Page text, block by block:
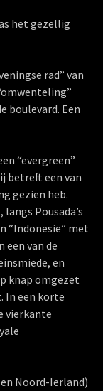
het gezellig
rad” van
boulevard. Een
“evergreen”
betreft een van
gezien heb.
Pousada’s
“Indonesië” met
een van de
en
knap omgezet
In een korte
vierkante
Noord-Ierland)